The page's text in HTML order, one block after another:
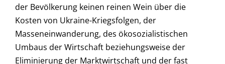
der Bevölkerung keinen reinen Wein über die
Kosten von Ukraine-Kriegsfolgen, der
Masseneinwanderung, des ökosozialistischen
Umbaus der Wirtschaft beziehungsweise der
Eliminierung der Marktwirtschaft und der fast